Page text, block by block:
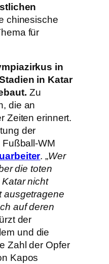
chinesische
für
in
in Katar
Zu
die an
Zeiten erinnert.
der
Fußball-WM
. „Wer
die toten
nicht
ausgetragene
auf deren
der
und die
Zahl der Opfer
Kapos